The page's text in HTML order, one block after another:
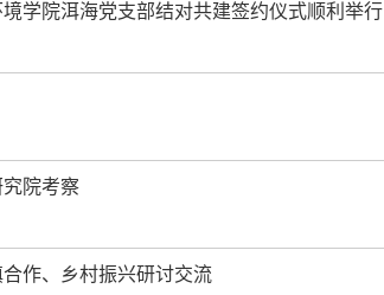
学院洱海党支部结对共建签约仪式顺利举行
院考察
作、乡村振兴研讨交流